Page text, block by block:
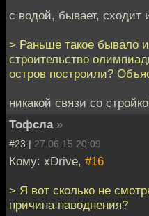
с водой, бывает, сходит
> Раньше такое бывало
строительство
остров построили?
никакой связи со
Тофсла »
#23 | 27.06.15 20:09
Кому: xDrive, #16
> Я вот сколько не
причина наводнения?